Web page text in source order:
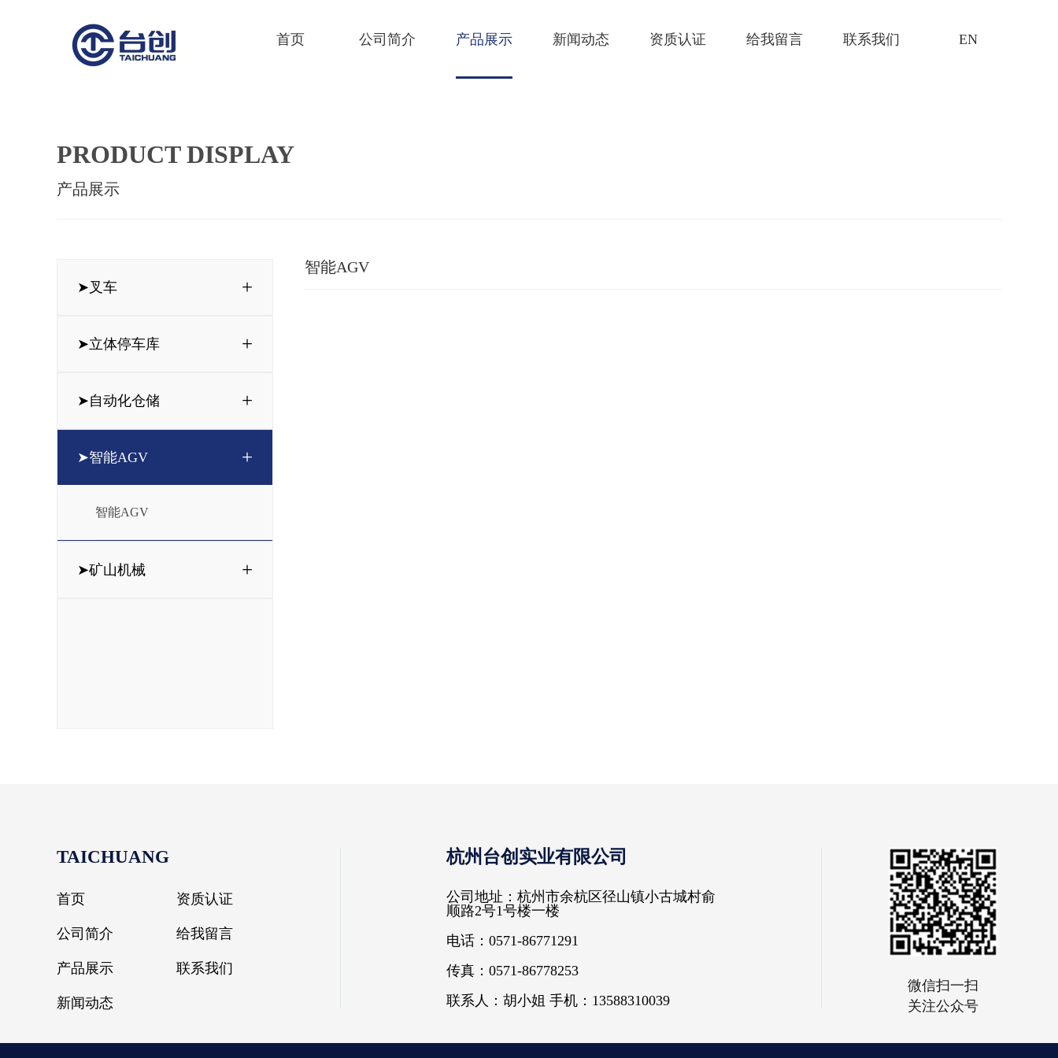
首页 公司简介 产品展示 新闻动态 资质认证 给我留言 联系我们 EN
PRODUCT DISPLAY
产品展示
➤叉车 +
➤立体停车库 +
➤自动化仓储 +
➤智能AGV +
智能AGV
➤矿山机械 +
智能AGV
TAICHUANG
首页
公司简介
产品展示
新闻动态
资质认证
给我留言
联系我们
杭州台创实业有限公司
公司地址：杭州市余杭区径山镇小古城村俞
顺路2号1号楼一楼
电话：0571-86771291
传真：0571-86778253
联系人：胡小姐 手机：13588310039
微信扫一扫
关注公众号